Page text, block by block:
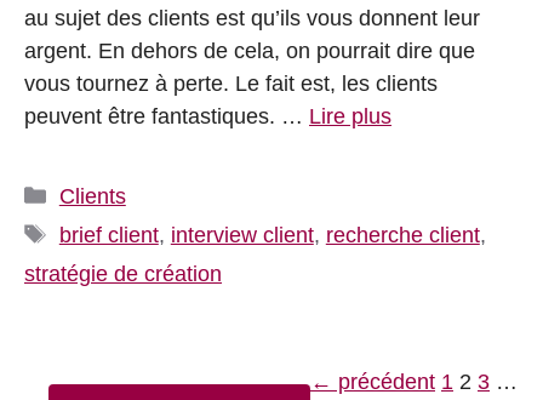
au sujet des clients est qu’ils vous donnent leur
argent. En dehors de cela, on pourrait dire que
vous tournez à perte. Le fait est, les clients
peuvent être fantastiques. … Lire plus
Catégories
Clients
Étiquettes
brief client, interview client, recherche client,
stratégie de création
← précédent Page
1 Page
2 Page
3 …